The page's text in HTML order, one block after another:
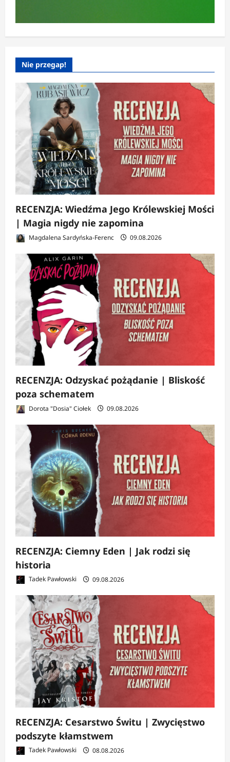
Nie przegap!
RECENZJA: Wiedźma Jego Królewskiej Mości
| Magia nigdy nie zapomina
Magdalena Sardyńska-Ferenc 09.08.2026
RECENZJA: Odzyskać pożądanie | Bliskość
poza schematem
Dorota "Dosia" Ciołek 09.08.2026
RECENZJA: Ciemny Eden | Jak rodzi się
historia
Tadek Pawłowski 09.08.2026
RECENZJA: Cesarstwo Świtu | Zwycięstwo
podszyte kłamstwem
Tadek Pawłowski 08.08.2026